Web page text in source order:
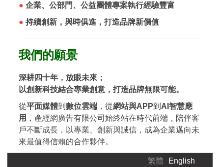
● 企業、公部門、公益團體專案執行經驗豐富
● 持續創新，與時俱進，打造品牌新價值
我們的願景
深耕四十年，放眼未來；
以創新科技結合專業創意，打造品牌無限可能。
從平面媒體到 數位雲端 ，從網站與APP到 AI智慧應
用 ，產經網廣告有限公司始終站在時代前端，陪伴客
戶不斷成長，以專業、創新與誠信，成為企業邁向未
來最值得信賴的合作夥伴。
繁體 English